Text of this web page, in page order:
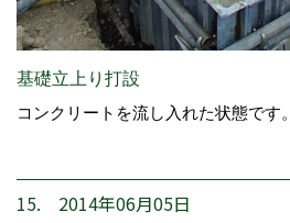
基礎立上り打設
コンクリートを流し入れた状態です。
15. 2014年06月05日